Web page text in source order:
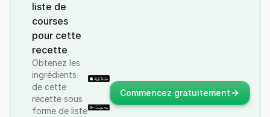
liste de
courses
pour cette
recette
Obtenez les
ingrédients
de cette
recette sous
forme de liste
Commencez gratuitement